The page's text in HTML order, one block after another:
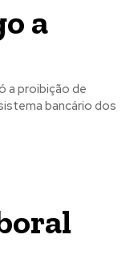
a
a proibição de
bancário dos